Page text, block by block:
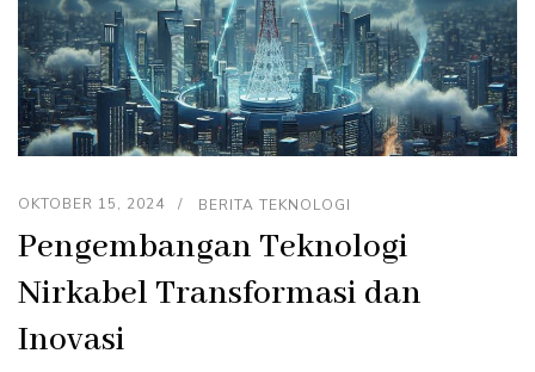
OKTOBER 15, 2024 BERITA TEKNOLOGI
Pengembangan Teknologi
Nirkabel Transformasi dan
Inovasi